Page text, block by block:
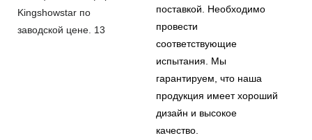
поставкой. Необходимо
провести
соответствующие
испытания. Мы
гарантируем, что наша
продукция имеет хороший
дизайн и высокое
качество.